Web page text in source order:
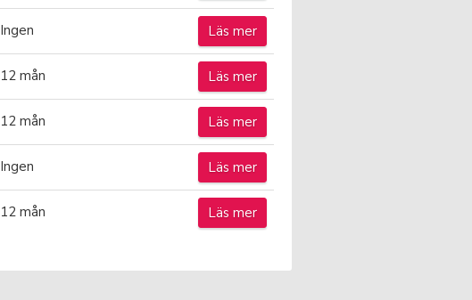
Ingen Läs mer
12 mån Läs mer
12 mån Läs mer
Ingen Läs mer
12 mån Läs mer